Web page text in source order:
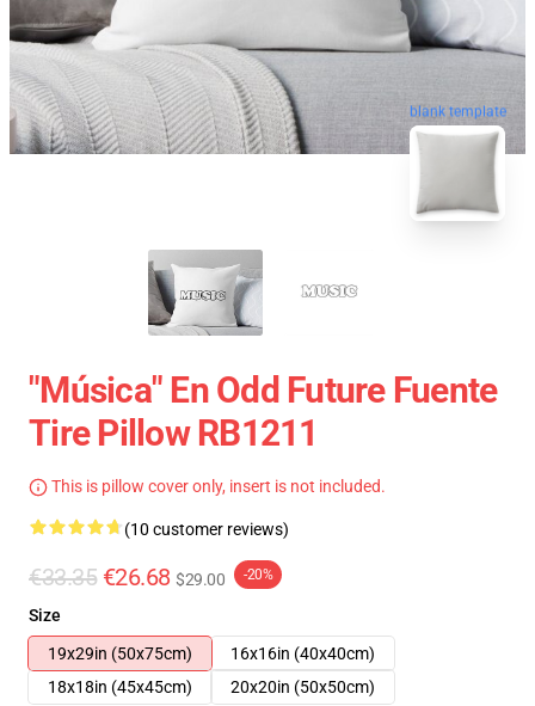
blank template
"Música" En Odd Future Fuente
Tire Pillow RB1211
This is pillow cover only, insert is not included.
(10 customer reviews)
€33.35 €26.68 $29.00 -20%
Size
19x29in (50x75cm)
16x16in (40x40cm)
18x18in (45x45cm)
20x20in (50x50cm)